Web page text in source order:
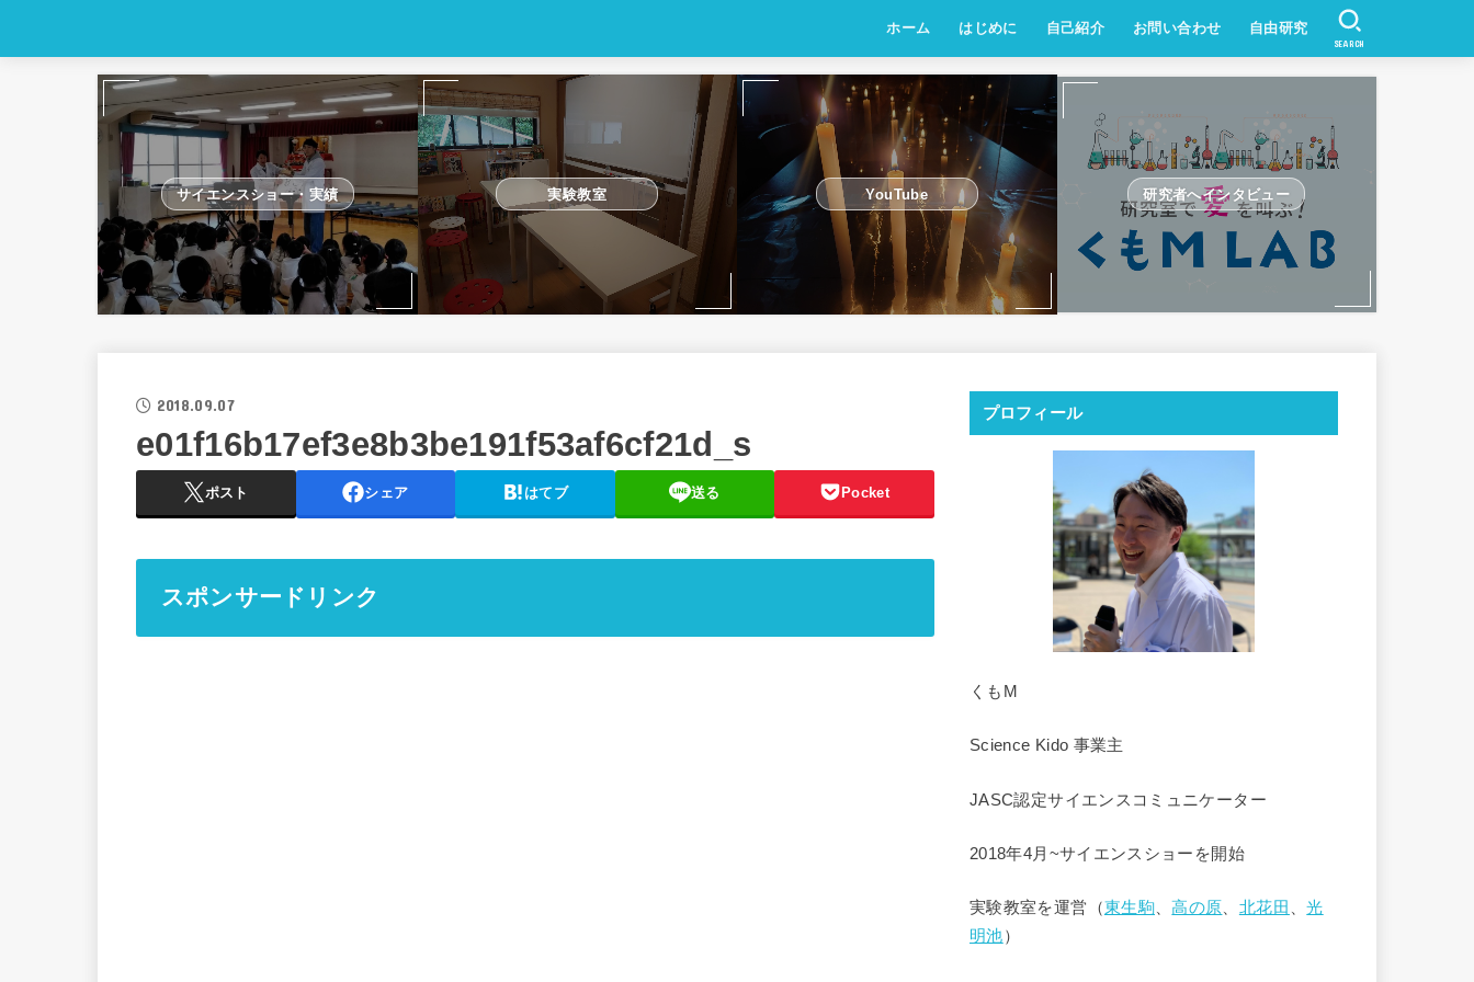
ホーム はじめに 自己紹介 お問い合わせ 自由研究
SEARCH
サイエンスショー・実績 実験教室 YouTube 研究者へインタビュー
2018.09.07
e01f16b17ef3e8b3be191f53af6cf21d_s
ポスト シェア はてブ 送る Pocket
スポンサードリンク
プロフィール
くもM
Science Kido 事業主
JASC認定サイエンスコミュニケーター
2018年4月~サイエンスショーを開始
実験教室を運営（東生駒 、高の原 北花田 、光
明池）